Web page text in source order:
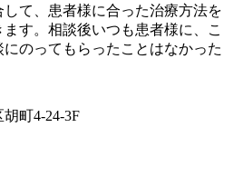
して、患者様に合った治療方法を
す。相談後いつも患者様に、こ
にのってもらったことはなかった
町4-24-3F